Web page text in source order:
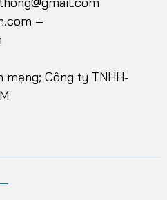
–
mạng; Công ty TNHH-